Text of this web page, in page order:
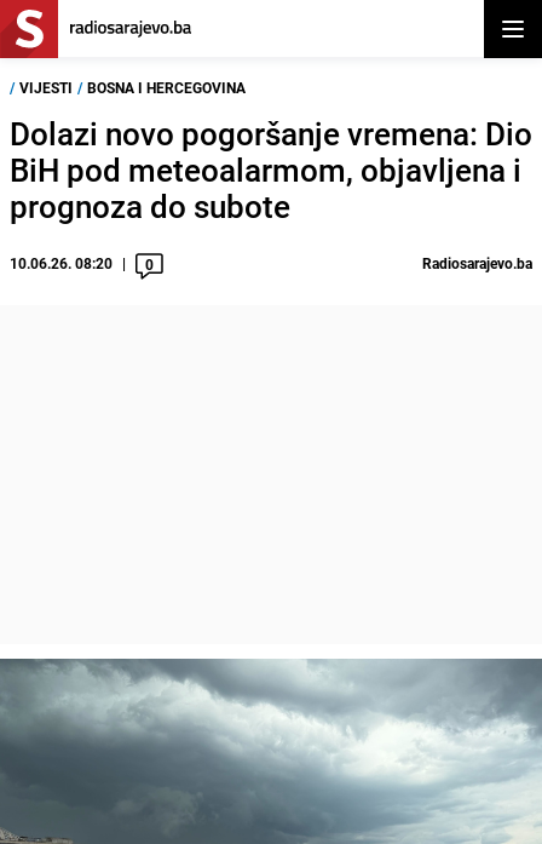
/ VIJESTI / BOSNA I HERCEGOVINA
Dolazi novo pogoršanje vremena: Dio
BiH pod meteoalarmom, objavljena i
prognoza do subote
10.06.26. 08:20 0 Radiosarajevo.ba